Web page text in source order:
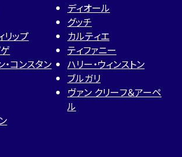
リップ
・コンスタン
ディオール
グッチ
カルティエ
ティファニー
ハリー・ウィンストン
ブルガリ
ヴァン クリーフ＆アーペ
ル